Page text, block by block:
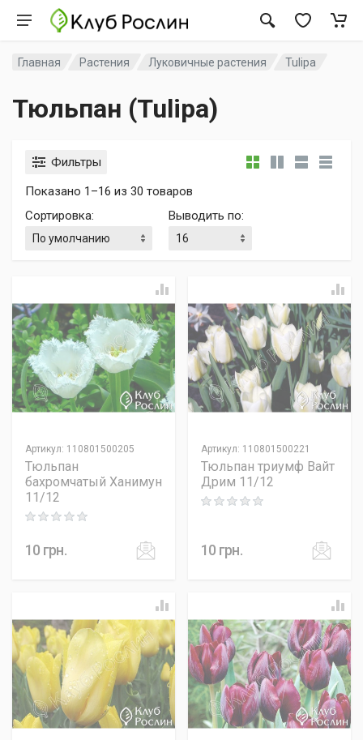
Главная Растения Луковичные растения Tulipa
Тюльпан (Tulipa)
Фильтры
Показано 1–16 из 30 товаров
Сортировка: Выводить по:
Артикул: 110801500205
Тюльпан
бахромчатый Ханимун
11/12
Rating: 0 out of 5
10 грн.
Артикул: 110801500221
Тюльпан триумф Вайт
Дрим 11/12
Rating: 0 out of 5
10 грн.